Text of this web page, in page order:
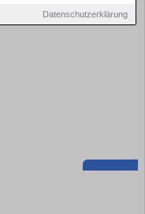
Datenschutzerklärung